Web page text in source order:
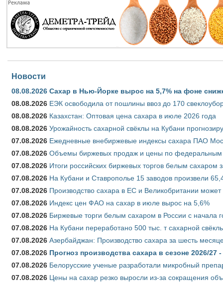
Новости
08.08.2026 Сахар в Нью-Йорке вырос на 5,7% на фоне
08.08.2026 ЕЭК освободила от пошлины ввоз до 170
08.08.2026 Казахстан: Оптовая цена сахара в июле 2026 года
08.08.2026 Урожайность сахарной свёклы на Кубани
07.08.2026 Ежедневные внебиржевые индексы сахара ПАО
07.08.2026 Объемы биржевых продаж и цены по федеральным
07.08.2026 Итоги российских биржевых торгов белым сахаром
07.08.2026 На Кубани и Ставрополье 15 заводов произвели
07.08.2026 Производство сахара в ЕС и Великобритании
07.08.2026 Индекс цен ФАО на сахар в июле вырос на 5,6%
07.08.2026 Биржевые торги белым сахаром в России с начала
07.08.2026 На Кубани переработано 500 тыс. т сахарной
07.08.2026 Азербайджан: Производство сахара за шесть
07.08.2026 Прогноз производства сахара в сезоне 2026/
07.08.2026 Белорусские ученые разработали микробный
07.08.2026 Цены на сахар резко выросли из-за сокращения